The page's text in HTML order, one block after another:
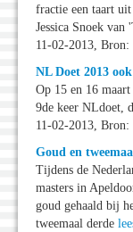
fractie een taart uit
Jessica Snoek van
11-02-2013,
NL Doet 2013
Op 15 en 16
9de keer NLdoet,
11-02-2013, Bron:
Goud en
Tijdens de
masters in
goud gehaald bij
tweemaal derde